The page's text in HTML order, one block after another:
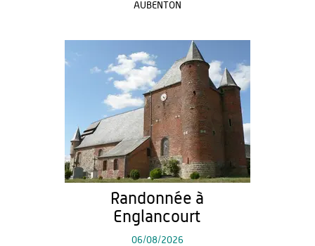
AUBENTON
Randonnée à
Englancourt
06/08/2026